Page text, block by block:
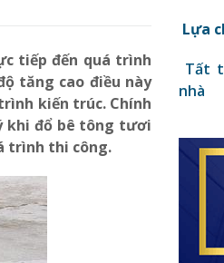
tiếp đến quá trình
tăng cao điều này
kiến trúc. Chính
khi đổ bê tông tươi
trình thi công.
Lựa
Tất
nhà